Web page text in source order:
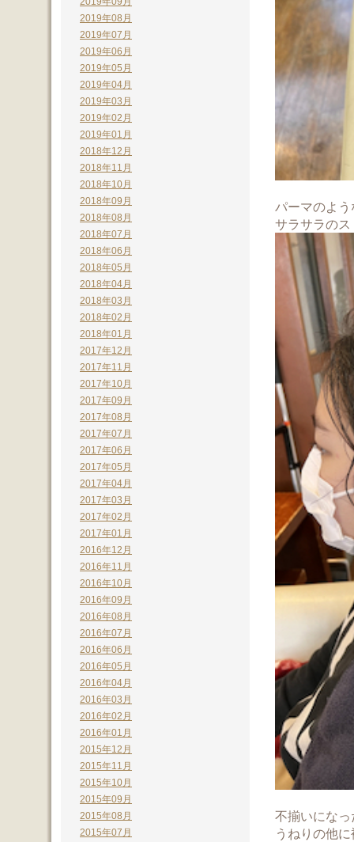
パーマのよ
サラサラの
不揃いにな
うねりの他
2019年08月
2019年07月
2019年06月
2019年05月
2019年04月
2019年03月
2019年02月
2019年01月
2018年12月
2018年11月
2018年10月
2018年09月
2018年08月
2018年07月
2018年06月
2018年05月
2018年04月
2018年03月
2018年02月
2018年01月
2017年12月
2017年11月
2017年10月
2017年09月
2017年08月
2017年07月
2017年06月
2017年05月
2017年04月
2017年03月
2017年02月
2017年01月
2016年12月
2016年11月
2016年10月
2016年09月
2016年08月
2016年07月
2016年06月
2016年05月
2016年04月
2016年03月
2016年02月
2016年01月
2015年12月
2015年11月
2015年10月
2015年09月
2015年08月
2015年07月